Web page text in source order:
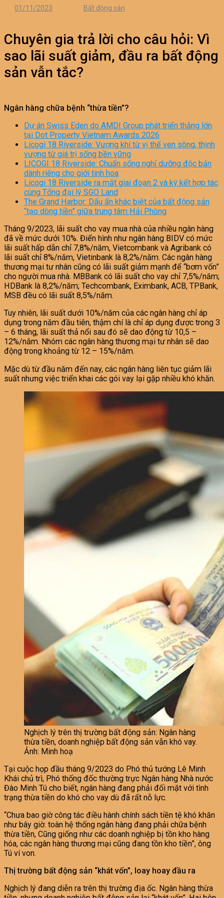
01/11/2023 Bất động sản
Chuyên gia trả lời cho câu hỏi: Vì
sao lãi suất giảm, đầu ra bất động
sản vẫn tắc?
Ngân hàng chữa bệnh “thừa tiền”?
Dự án Swiss Eden do AMDI Group phát triển thắng lớn
tại Dot Property Vietnam Awards 2026
Licogi 18 Riverside: Vượng khí từ vị thế ven sông, thịnh
vượng từ giá trị sống bền vững
LICOGI 18 Riverside: Chuẩn sống nghỉ dưỡng độc bản
dành riêng cho giới tinh hoa
Licogi 18 Riverside ra mắt giai đoạn 2 và ký kết hợp tác
cùng Tổng đại lý SGO Land
The Grand Harbor: Dấu ấn khác biệt của bất động sản
“tạo dòng tiền” giữa trung tâm Hải Phòng
Tháng 9/2023, lãi suất cho vay mua nhà của nhiều ngân hàng
đã về mức dưới 10%. Điển hình như ngân hàng BIDV có mức
lãi suất hấp dẫn chỉ 7,8%/năm, Vietcombank và Agribank có
lãi suất chỉ 8%/năm, Vietinbank là 8,2%/năm. Các ngân hàng
thương mại tư nhân cũng có lãi suất giảm mạnh để “bơm vốn”
cho người mua nhà. MBBank có lãi suất cho vay chỉ 7,5%/năm;
HDBank là 8,2%/năm; Techcombank, Eximbank, ACB, TPBank,
MSB đều có lãi suất 8,5%/năm.
Tuy nhiên, lãi suất dưới 10%/năm của các ngân hàng chỉ áp
dụng trong năm đầu tiên, thậm chí là chỉ áp dụng được trong 3
– 6 tháng, lãi suất thả nổi sau đó sẽ dao động từ 10,5 –
12%/năm. Nhóm các ngân hàng thương mại tư nhân sẽ dao
động trong khoảng từ 12 – 15%/năm.
Mặc dù từ đầu năm đến nay, các ngân hàng liên tục giảm lãi
suất nhưng việc triển khai các gói vay lại gặp nhiều khó khăn.
Nghịch lý trên thị trường bất động sản: Ngân hàng
thừa tiền, doanh nghiệp bất động sản vẫn khó vay.
Ảnh: Minh hoạ
Tại cuộc họp đầu tháng 9/2023 do Phó thủ tướng Lê Minh
Khái chủ trì, Phó thống đốc thường trực Ngân hàng Nhà nước
Đào Minh Tú cho biết, ngân hàng đang phải đối mặt với tình
trạng thừa tiền do khó cho vay dù đã rất nỗ lực.
“Chưa bao giờ công tác điều hành chính sách tiền tệ khó khăn
như bây giờ. toàn hệ thống ngân hàng đang phải chữa bệnh
thừa tiền, Cũng giống như các doanh nghiệp bị tồn kho hàng
hóa, các ngân hàng thương mại cũng đang tồn kho tiền”, ông
Tú ví von.
Thị trường bất động sản “khát vốn”, loay hoay đầu ra
Nghịch lý đang diễn ra trên thị trường địa ốc. Ngân hàng thừa